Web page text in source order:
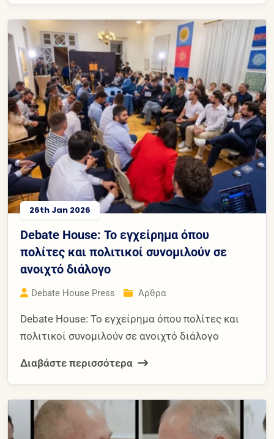
26th Jan 2026
Debate House: Το εγχείρημα όπου
πολίτες και πολιτικοί συνομιλούν σε
ανοιχτό διάλογο
Debate House Press Άρθρα
Debate House: Το εγχείρημα όπου πολίτες και
πολιτικοί συνομιλούν σε ανοιχτό διάλογο
Διαβάστε περισσότερα